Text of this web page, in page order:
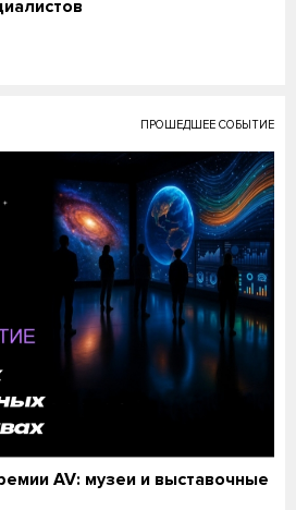
ПРОШЕДШЕЕ СОБЫТИЕ
AV: музеи и выставочные